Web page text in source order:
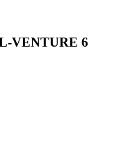
VENTURE 6